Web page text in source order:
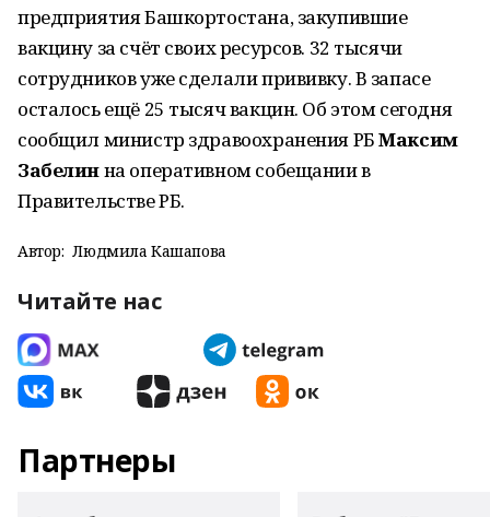
предприятия Башкортостана, закупившие
вакцину за счёт своих ресурсов. 32 тысячи
сотрудников уже сделали прививку. В запасе
осталось ещё 25 тысяч вакцин. Об этом сегодня
сообщил министр здравоохранения РБМаксим
Забелинна оперативном собещании в
Правительстве РБ.
Автор: Людмила Кашапова
Читайте нас
Партнеры